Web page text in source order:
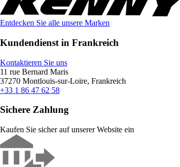
Entdecken Sie alle unsere Marken
Kundendienst in Frankreich
Kontaktieren Sie uns
11 rue Bernard Maris
37270 Montlouis-sur-Loire, Frankreich
+33 1 86 47 62 58
Sichere Zahlung
Kaufen Sie sicher auf unserer Website ein